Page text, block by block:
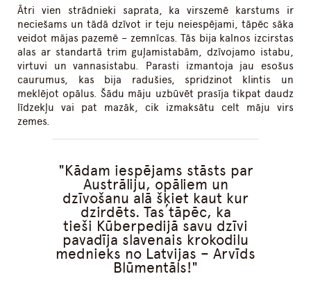
Ātri vien strādnieki saprata, ka virszemē karstums ir
neciešams un tādā dzīvot ir teju neiespējami, tāpēc sāka
veidot mājas pazemē – zemnīcas. Tās bija kalnos izcirstas
alas ar standartā trim guļamistabām, dzīvojamo istabu,
virtuvi un vannasistabu. Parasti izmantoja jau esošus
caurumus, kas bija radušies, spridzinot klintis un
meklējot opālus. Šādu māju uzbūvēt prasīja tikpat daudz
līdzekļu vai pat mazāk, cik izmaksātu celt māju virs
zemes.
Kādam iespējams stāsts par
Austrāliju, opāliem un
dzīvošanu alā šķiet kaut kur
dzirdēts. Tas tāpēc, ka
tieši Kūberpedijā savu dzīvi
pavadīja slavenais krokodilu
mednieks no Latvijas – Arvīds
Blūmentāls!